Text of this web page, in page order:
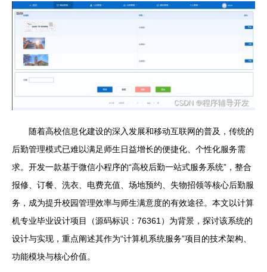
随着高校信息化建设的深入发展和移动互联网的普及，传统的
后勤管理模式已难以满足师生日益增长的便捷化、个性化服务需
求。开发一款基于微信小程序的“高校后勤一站式服务系统”，整合
报修、订餐、洗衣、电费充值、场地预约、失物招领等核心后勤服
务，成为提升校园管理效率与师生满意度的有效途径。本文以计算
机专业毕业设计项目（源码标识：76361）为背景，探讨该系统的
设计与实现，重点阐述其作为“计算机系统服务”项目的技术架构、
功能模块与核心价值。